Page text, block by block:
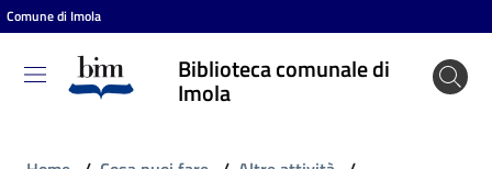
Vai al contenuto
Vai alla navigazione
Vai al footer
Comune di Imola
Biblioteca comunale di
Imola
Biblioteca
comunale